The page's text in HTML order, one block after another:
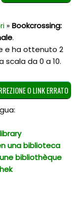
»Bookcrossing:
.
e ha ottenuto 2
scala da0 a10.
O LINK ERRATO
una biblioteca
bibliothèque